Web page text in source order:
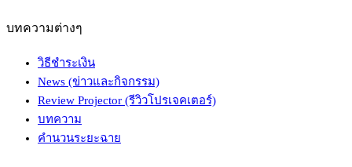
บทความต่างๆ
วิธีชำระเงิน
News (ข่าวและกิจกรรม)
Review Projector (รีวิวโปรเจคเตอร์)
บทความ
คำนวนระยะฉาย